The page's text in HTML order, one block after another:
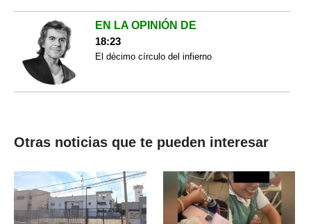
EN LA OPINIÓN DE
18:23
El décimo círculo del infierno
Otras noticias que te pueden interesar